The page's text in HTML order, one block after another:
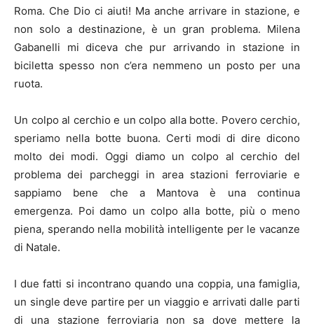
Roma. Che Dio ci aiuti! Ma anche arrivare in stazione, e
non solo a destinazione, è un gran problema. Milena
Gabanelli mi diceva che pur arrivando in stazione in
biciletta spesso non c’era nemmeno un posto per una
ruota.
Un colpo al cerchio e un colpo alla botte. Povero cerchio,
speriamo nella botte buona. Certi modi di dire dicono
molto dei modi. Oggi diamo un colpo al cerchio del
problema dei parcheggi in area stazioni ferroviarie e
sappiamo bene che a Mantova è una continua
emergenza. Poi damo un colpo alla botte, più o meno
piena, sperando nella mobilità intelligente per le vacanze
di Natale.
I due fatti si incontrano quando una coppia, una famiglia,
un single deve partire per un viaggio e arrivati dalle parti
di una stazione ferroviaria non sa dove mettere la